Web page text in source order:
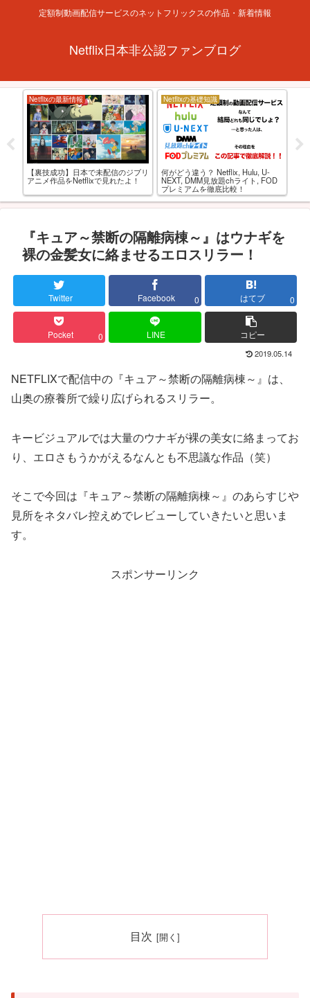
定額制動画配信サービスのネットフリックスの作品・新着情報
Netflix日本非公認ファンブログ
Netflixの最新情報
【裏技成功】日本で未配信のジブリ
アニメ作品をNetflixで見れたよ！
Netflixの基礎知識
何がどう違う？ Netflix, Hulu, U-
NEXT, DMM見放題chライト, FOD
プレミアムを徹底比較！
『キュア～禁断の隔離病棟～』はウナギを
裸の金髪女に絡ませるエロスリラー！
Twitter Facebook 0 はてブ 0
Pocket 0 LINE コピー
2019.05.14
NETFLIXで配信中の『キュア～禁断の隔離病棟～』は、
山奥の療養所で繰り広げられるスリラー。
キービジュアルでは大量のウナギが裸の美女に絡まってお
り、エロさもうかがえるなんとも不思議な作品（笑）
そこで今回は『キュア～禁断の隔離病棟～』のあらすじや
見所をネタバレ控えめでレビューしていきたいと思いま
す。
スポンサーリンク
目次